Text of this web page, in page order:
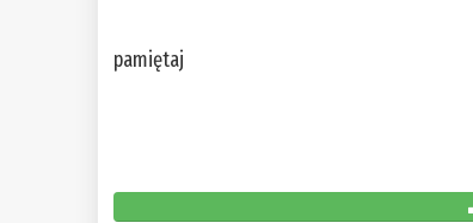
pamiętaj